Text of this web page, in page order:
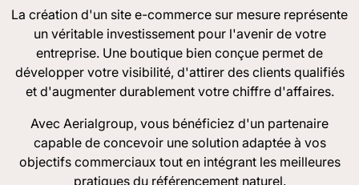
La création d'un site e-commerce sur mesure représente
un véritable investissement pour l'avenir de votre
entreprise. Une boutique bien conçue permet de
développer votre visibilité, d'attirer des clients qualifiés
et d'augmenter durablement votre chiffre d'affaires.
Avec Aerialgroup, vous bénéficiez d'un partenaire
capable de concevoir une solution adaptée à vos
objectifs commerciaux tout en intégrant les meilleures
pratiques du référencement naturel.